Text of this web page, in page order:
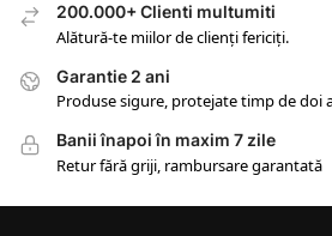
200.000+ Clienti multumiti
Alătură-te miilor de clienți fericiți.
Garantie 2 ani
Produse sigure, protejate timp de doi
Banii înapoi în maxim 7 zile
Retur fără griji, rambursare garantată